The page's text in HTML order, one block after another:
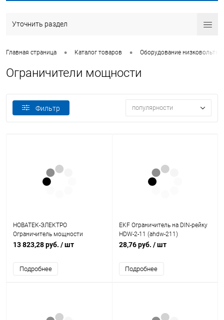
Уточнить раздел
Главная страница • Каталог товаров • Оборудование
Ограничители мощности
Фильтр популярности
НОВАТЕК-ЭЛЕКТРО
Ограничитель мощности
ОМ-310 трехфазный
13 823,28 руб. / шт
Подробнее
EKF Ограничитель на DIN-рейку
HDW-2-11 (ahdw-211)
28,76 руб. / шт
Подробнее